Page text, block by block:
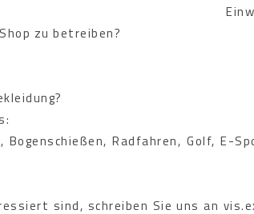
zu betreiben?
Radfahren, Golf, E-
sind, schreiben Sie uns an